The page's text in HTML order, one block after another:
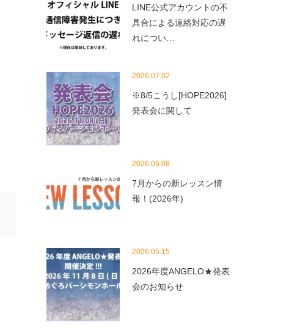
LINE公式アカウントの不
具合による連絡対応の遅
れについ…
2026.07.02
※8/5こうし[HOPE2026]
発表会に関して
2026.06.08
7月からの新レッスン情
報！(2026年)
2026.05.15
2026年度ANGELO★発表
会のお知らせ